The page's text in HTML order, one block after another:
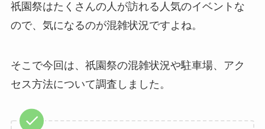
祇園祭はたくさんの人が訪れる人気のイベントな
ので、気になるのが混雑状況ですよね。
そこで今回は、祇園祭の混雑状況や駐車場、アク
セス方法について調査しました。